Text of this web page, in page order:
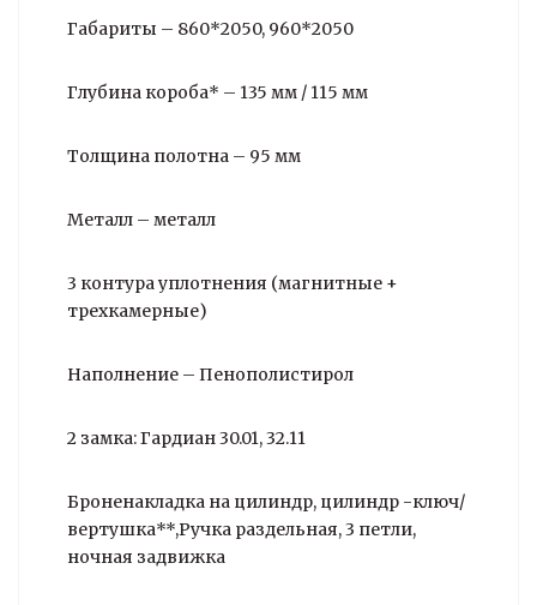
Габариты – 860*2050, 960*2050
Глубина короба* – 135 мм / 115 мм
Толщина полотна – 95 мм
Металл – металл
3 контура уплотнения (магнитные +
трехкамерные)
Наполнение – Пенополистирол
2 замка: Гардиан 30.01, 32.11
Броненакладка на цилиндр, цилиндр -ключ/
вертушка**,Ручка раздельная, 3 петли,
ночная задвижка